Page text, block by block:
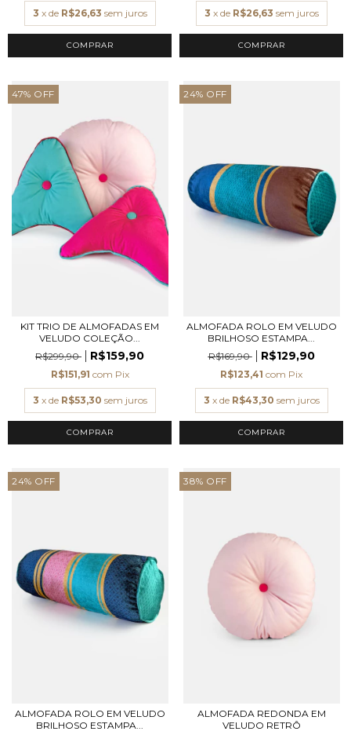
3 x de R$26,63 sem juros
COMPRAR
3 x de R$26,63 sem juros
47% OFF
KIT TRIO DE ALMOFADAS EM
VELUDO COLEÇÃO...
R$299,90
R$159,90
R$151,91 com Pix
3 x de R$53,30 sem juros
24% OFF
ALMOFADA ROLO EM VELUDO
BRILHOSO ESTAMPA...
R$169,90
R$129,90
R$123,41 com Pix
3 x de R$43,30 sem juros
24% OFF
ALMOFADA ROLO EM VELUDO
BRILHOSO ESTAMPA...
38% OFF
ALMOFADA REDONDA EM
VELUDO RETRÔ